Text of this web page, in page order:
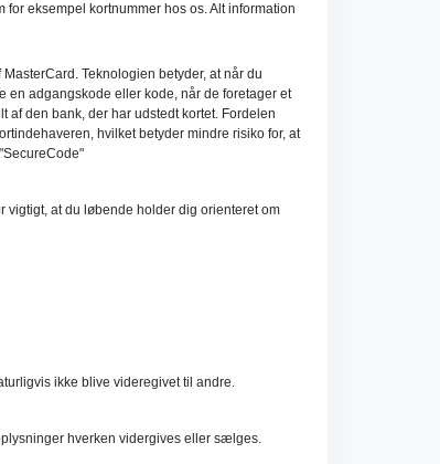
eksempel kortnummer hos os. Alt information
Teknologien betyder, at når du
en adgangskode eller kode, når de foretager et
af den bank, der har udstedt kortet. Fordelen
hvilket betyder mindre risiko for, at
at du løbende holder dig orienteret om
ikke blive videregivet til andre.
hverken vidergives eller sælges.